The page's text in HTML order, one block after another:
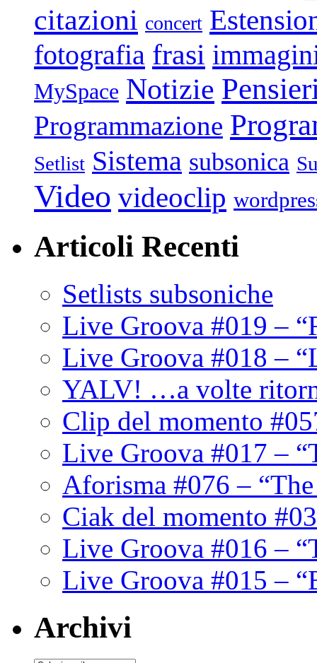
citazioni concert
fotografia frasi
MySpace Notizie
Programmazione
Setlist Sistema subsonica
Video videoclip
Articoli Recenti
Setlists subsoniche
Live Groova #019 –
Live Groova #018 –
YALV! …a volte
Clip del momento
Live Groova #017 –
Aforisma #076 –
Ciak del momento
Live Groova #016 –
Live Groova #015 –
Archivi